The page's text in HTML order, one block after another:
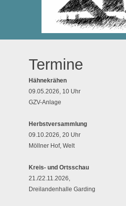
Termine
Hähnekrähen
09.05.2026, 10 Uhr
GZV-Anlage
Herbstversammlung
09.10.2026, 20 Uhr
Möllner Hof, Welt
Kreis- und Ortsschau
21./22.11.2026,
Dreilandenhalle Garding